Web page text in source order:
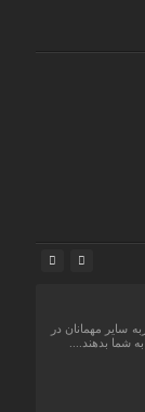
سایر مهمانان در
شما بدهند....